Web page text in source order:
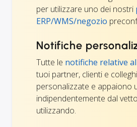
per utilizzare uno dei nostri
ERP/WMS/negozio
Notifiche
Tutte le notifiche relative
tuoi partner, clienti e
personalizzate e appaiono
indipendentemente dal
utilizzando.